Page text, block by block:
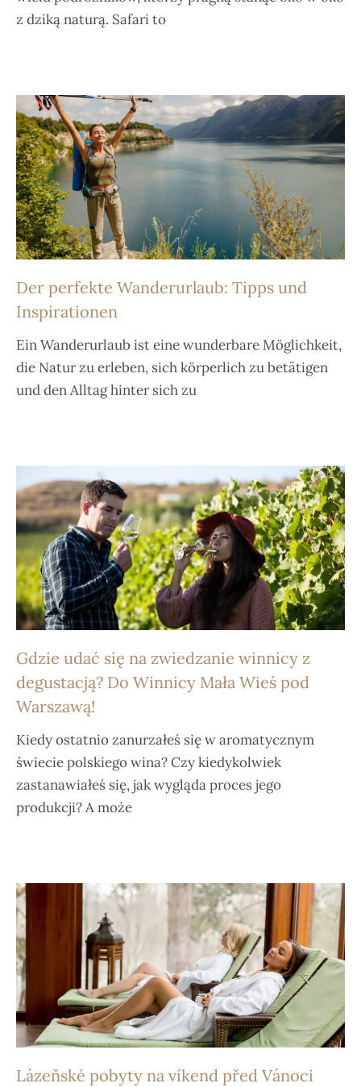
z dziką naturą. Safari to
Der perfekte Wanderurlaub: Tipps und
Inspirationen
Ein Wanderurlaub ist eine wunderbare Möglichkeit,
die Natur zu erleben, sich körperlich zu betätigen
und den Alltag hinter sich zu
Gdzie udać się na zwiedzanie winnicy z
degustacją? Do Winnicy Mała Wieś pod
Warszawą!
Kiedy ostatnio zanurzałeś się w aromatycznym
świecie polskiego wina? Czy kiedykolwiek
zastanawiałeś się, jak wygląda proces jego
produkcji? A może
Lázeňské pobyty na víkend před Vánoci